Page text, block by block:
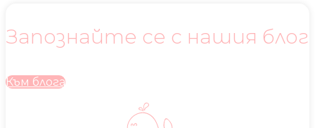
Запознайте се с нашия блог
Към блога